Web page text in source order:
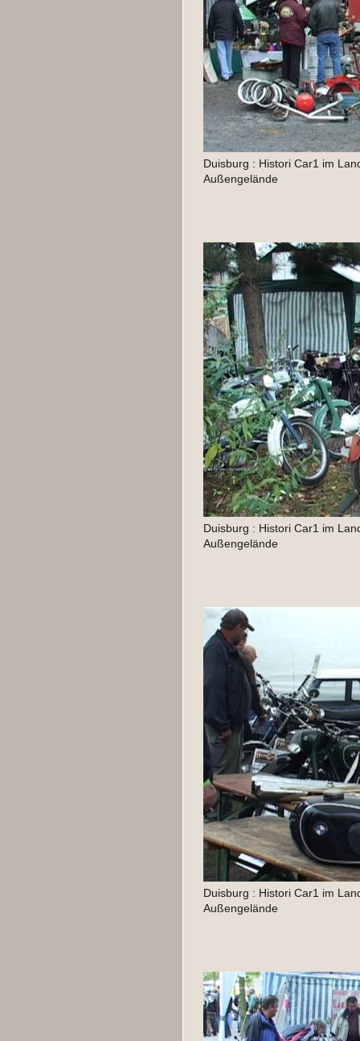
Duisburg : Histori Car1 im
Außengelände
Duisburg : Histori Car1 im
Außengelände
Duisburg : Histori Car1 im
Außengelände